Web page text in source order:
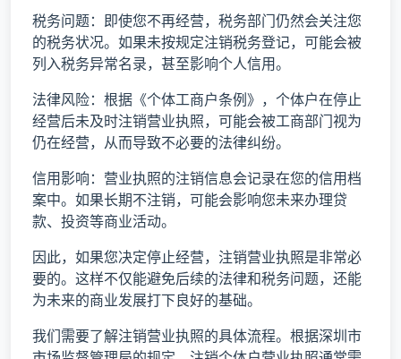
税务问题：即使您不再经营，税务部门仍然会关注您
的税务状况。如果未按规定注销税务登记，可能会被
列入税务异常名录，甚至影响个人信用。
法律风险：根据《个体工商户条例》，个体户在停止
经营后未及时注销营业执照，可能会被工商部门视为
仍在经营，从而导致不必要的法律纠纷。
信用影响：营业执照的注销信息会记录在您的信用档
案中。如果长期不注销，可能会影响您未来办理贷
款、投资等商业活动。
因此，如果您决定停止经营，注销营业执照是非常必
要的。这样不仅能避免后续的法律和税务问题，还能
为未来的商业发展打下良好的基础。
我们需要了解注销营业执照的具体流程。根据深圳市